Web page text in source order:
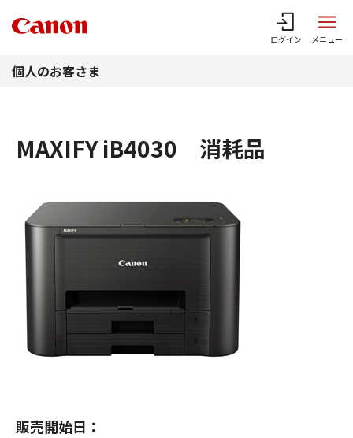
ログイン メニュー
個人のお客さま
MAXIFY iB4030 消耗品
販売開始日：